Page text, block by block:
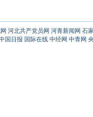
河北共产党员网 河青新闻网 石
国日报 国际在线 中经网 中青网